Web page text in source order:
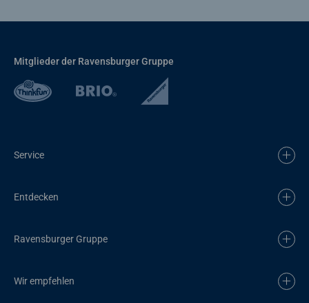
Mitglieder der Ravensburger Gruppe
Service
Entdecken
Ravensburger Gruppe
Wir empfehlen